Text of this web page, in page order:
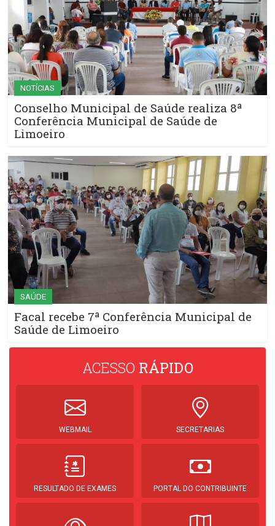
NOTÍCIAS
Conselho Municipal de Saúde realiza 8ª
Conferência Municipal de Saúde de
Limoeiro
SAÚDE
Facal recebe 7ª Conferência Municipal de
Saúde de Limoeiro
ACESSO RÁPIDO
WEBMAIL SECRETARIAS
RESULTADO DE EXAMES PORTAL DO CONTRIBUINTE